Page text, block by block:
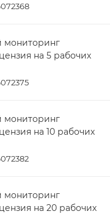
мониторинг
на 5 рабочих
мониторинг
на 10 рабочих
мониторинг
на 20 рабочих